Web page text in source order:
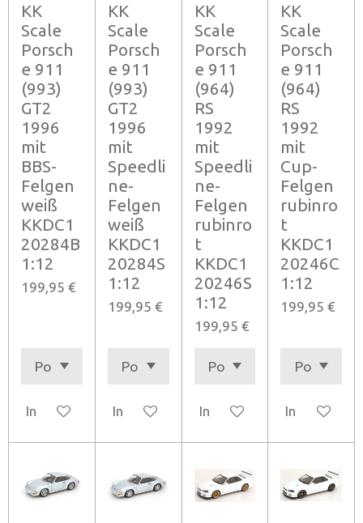
KK
Scale
Porsch
e 911
(993)
GT2
1996
mit
BBS-
Felgen
weiß
KKDC1
20284B
1:12
199,95 €
In den Warenkorb
KK
Scale
Porsch
e 911
(993)
GT2
1996
mit
Speedli
ne-
Felgen
weiß
KKDC1
20284S
1:12
199,95 €
In den Warenkorb
KK
Scale
Porsch
e 911
(964)
RS
1992
mit
Speedli
ne-
Felgen
rubinro
t
KKDC1
20246S
1:12
199,95 €
In den Warenkorb
KK
Scale
Porsch
e 911
(964)
RS
1992
mit
Cup-
Felgen
rubinro
t
KKDC1
20246C
1:12
199,95 €
In den